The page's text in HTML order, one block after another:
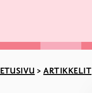
ETUSIVU > ARTIKKELIT